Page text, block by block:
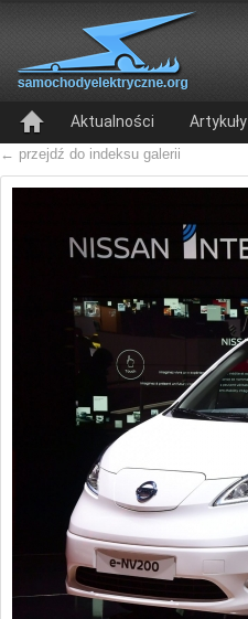
Aktualności Artykuły
← przejdź do indeksu galerii